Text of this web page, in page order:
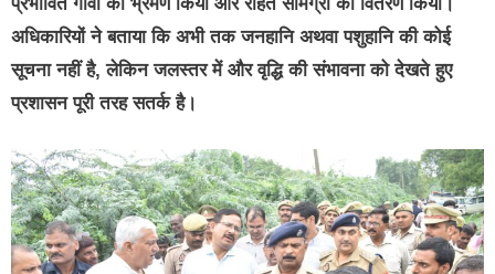
अधिकारियों ने बताया कि अभी तक जनहानि अथवा पशुहानि की कोई
सूचना नहीं है, लेकिन जलस्तर में और वृद्धि की संभावना को देखते हुए
प्रशासन पूरी तरह सतर्क है।